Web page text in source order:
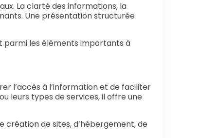
La clarté des informations, la
Une présentation structurée
parmi les éléments importants à
l’accès à l’information et de faciliter
leurs types de services, il offre une
création de sites, d’hébergement, de